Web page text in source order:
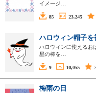
イメージ…
85 23,245
ハロウィン帽子
ハロウィンに使えるお
星の棒を…
9 10,055
梅雨の日